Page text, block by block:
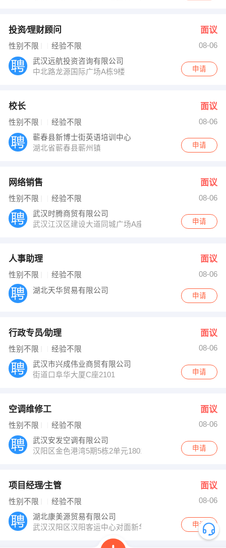
投资∕理财顾问 面议
性别不限 经验不限
08-06
武汉远航投资咨询有限公司
中北路龙源国际广场A栋9楼
申请
校长 面议
性别不限 经验不限
08-06
蕲春县新博士街英语培训中心
湖北省蕲春县蕲州镇
申请
网络销售 面议
性别不限 经验不限
08-06
武汉时腾商贸有限公司
武汉江汉区建设大道同城广场A座1单元1201
申请
人事助理 面议
性别不限 经验不限
08-06
湖北天华贸易有限公司
申请
行政专员∕助理 面议
性别不限 经验不限
08-06
武汉市兴成伟业商贸有限公司
街道口阜华大厦C座2101
申请
空调维修工 面议
性别不限 经验不限
08-06
武汉安发空调有限公司
汉阳区金色港湾5期5栋2单元1801
申请
项目经理∕主管 面议
性别不限 经验不限
08-06
湖北康美源贸易有限公司
武汉汉阳区汉阳客运中心对面新华工业园内
申请